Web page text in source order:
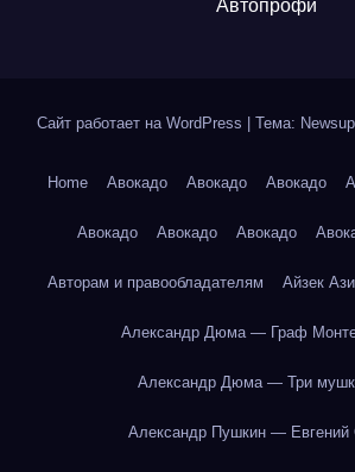
Автопрофи
Сайт работает на WordPress Тема:
Home Авокадо Авокадо Авокадо
Авокадо Авокадо Авокадо
Авторам и правообладателям Айзек
Александр Дюма — Граф
Александр Дюма — Три
Александр Пушкин — Евгений